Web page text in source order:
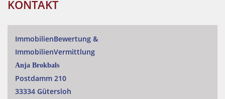
KONTAKT
ImmobilienBewertung &
ImmobilienVermittlung
Anja Brokbals
Postdamm 210
33334 Gütersloh